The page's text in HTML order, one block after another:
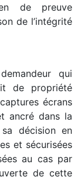
de preuve
de l’intégrité
qui
de propriété
écrans
ancré dans la
décision en
et sécurisées
au cas par
de cette